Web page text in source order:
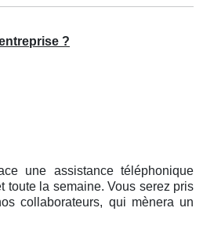
?
une assistance téléphonique
toute la semaine. Vous serez pris
collaborateurs, qui mènera un